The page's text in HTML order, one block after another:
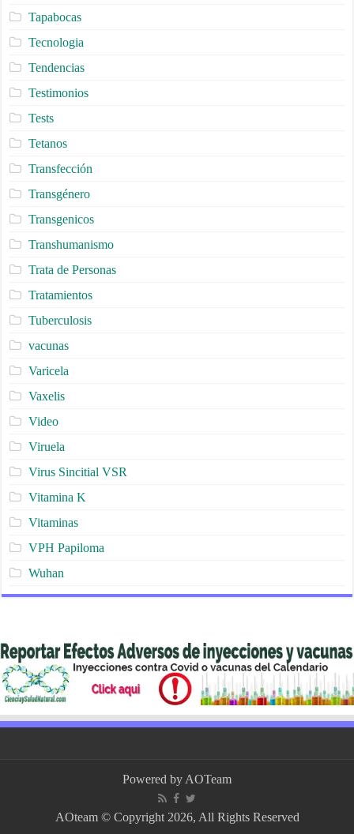
Tapabocas
Tecnologia
Tendencias
Testimonios
Tests
Tetanos
Transfección
Transgénero
Transgenicos
Transhumanismo
Trata de Personas
Tratamientos
Tuberculosis
vacunas
Varicela
Vaxelis
Video
Viruela
Virus Sincitial VSR
Vitamina K
Vitaminas
VPH Papiloma
Wuhan
Powered by AOTeam
AOteam © Copyright 2026, All Rights Reserved